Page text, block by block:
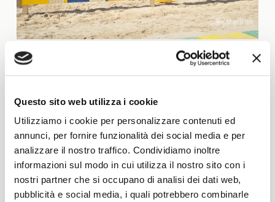
Questo sito web utilizza i cookie
Utilizziamo i cookie per personalizzare contenuti ed
annunci, per fornire funzionalità dei social media e per
analizzare il nostro traffico. Condividiamo inoltre
informazioni sul modo in cui utilizza il nostro sito con i
nostri partner che si occupano di analisi dei dati web,
pubblicità e social media, i quali potrebbero combinarle